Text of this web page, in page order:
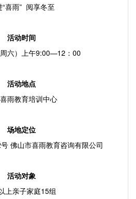
“喜雨” 阅享冬至
活动时间
六）上午9:00—12：00
活动地点
雨教育培训中心
场地定位
佛山市喜雨教育咨询有限公司
活动对象
上亲子家庭15组